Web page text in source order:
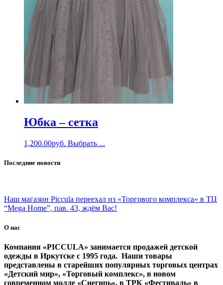
Юбка – сетка
1,200.00руб. Выбрать ...
Последние новости
Наш магазин Piccula переехал из «Торгового комплекса» в ТЦ
“Mega Home”, пав. 43, ждём Вас!
О нас
Компания «PICCULA» занимается продажей детской
одежды в Иркутске с 1995 года. Наши товары
представлены в старейших популярных торговых центрах
«Детский мир», «Торговый комплекс», в новом
современном молле «Снегирь», в ТРК «Фестиваль» в